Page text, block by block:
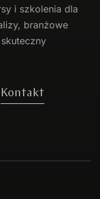
i szkolenia dla
branżowe
Kontakt